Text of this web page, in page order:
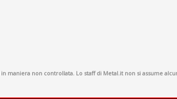
maniera non controllata. Lo staff di Metal.it non si assume